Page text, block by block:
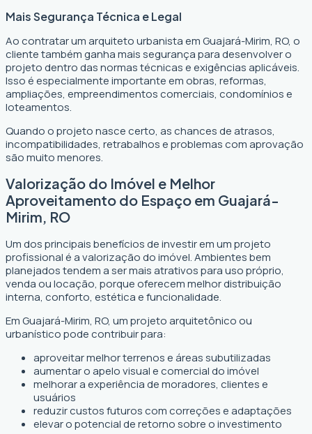
Mais Segurança Técnica e Legal
Ao contratar um arquiteto urbanista em Guajará-Mirim, RO, o
cliente também ganha mais segurança para desenvolver o
projeto dentro das normas técnicas e exigências aplicáveis.
Isso é especialmente importante em obras, reformas,
ampliações, empreendimentos comerciais, condomínios e
loteamentos.
Quando o projeto nasce certo, as chances de atrasos,
incompatibilidades, retrabalhos e problemas com aprovação
são muito menores.
Valorização do Imóvel e Melhor
Aproveitamento do Espaço em Guajará-
Mirim, RO
Um dos principais benefícios de investir em um projeto
profissional é a valorização do imóvel. Ambientes bem
planejados tendem a ser mais atrativos para uso próprio,
venda ou locação, porque oferecem melhor distribuição
interna, conforto, estética e funcionalidade.
Em Guajará-Mirim, RO, um projeto arquitetônico ou
urbanístico pode contribuir para:
aproveitar melhor terrenos e áreas subutilizadas
aumentar o apelo visual e comercial do imóvel
melhorar a experiência de moradores, clientes e
usuários
reduzir custos futuros com correções e adaptações
elevar o potencial de retorno sobre o investimento